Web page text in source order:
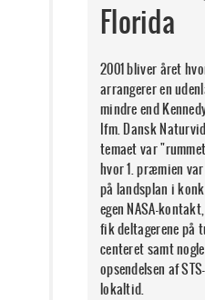
Florida
2001 bliver året
arrangerer en
mindre end
Ifm. Dansk
temaet var
hvor 1. præmien
på landsplan i
egen NASA-
fik deltagerene på
centeret samt
opsendelsen af
lokaltid.